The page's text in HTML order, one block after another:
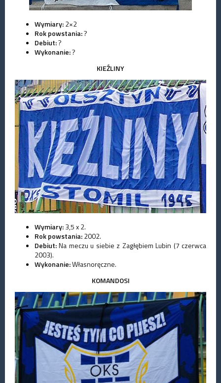
Wymiary:2×2
Rok powstania:?
Debiut:?
Wykonanie:?
KIEŹLINY
Wymiary:3,5 x 2.
Rok powstania:2002.
Debiut:Na meczu u siebie z Zagłębiem Lubin (7 czerwca
2003).
Wykonanie:Własnoręczne.
KOMANDOSI